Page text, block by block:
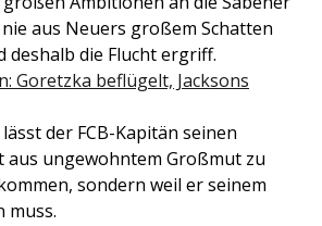
aus Neuers großem Schatten
die Flucht ergriff.
Goretzka beflügelt, Jacksons
der FCB-Kapitän seinen
aus ungewohntem Großmut zu
sondern weil er seinem
muss.